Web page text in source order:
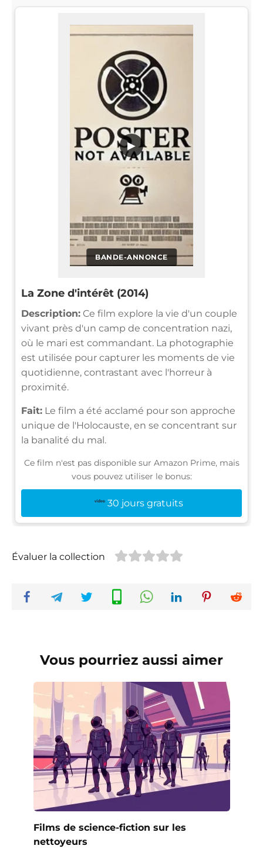
BANDE-ANNONCE
▶
La Zone d'intérêt (2014)
Description: Ce film explore la vie d'un couple
vivant près d'un camp de concentration nazi,
où le mari est commandant. La photographie
est utilisée pour capturer les moments de vie
quotidienne, contrastant avec l'horreur à
proximité.
Fait: Le film a été acclamé pour son approche
unique de l'Holocauste, en se concentrant sur
la banalité du mal.
Ce film n'est pas disponible sur Amazon Prime, mais
vous pouvez utiliser le bonus:
30 jours gratuits
Évaluer la collection
Vous pourriez aussi aimer
Films de science-fiction sur les
nettoyeurs